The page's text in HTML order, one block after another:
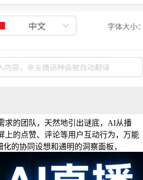
求的团队，天然地引出谜底，AI从播
上的点赞、评论等用户互动行为，万能
的协同设想和通明的洞察面板，